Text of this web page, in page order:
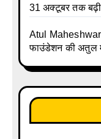
31 अक्टूबर तक बढ़ी,
Atul
फाउंडेशन की अतुल